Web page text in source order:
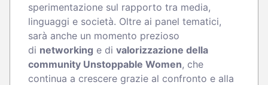
sperimentazione sul rapporto tra media,
linguaggi e società. Oltre ai panel tematici,
sarà anche un momento prezioso
di networking e di valorizzazione della
community Unstoppable Women, che
continua a crescere grazie al confronto e alla